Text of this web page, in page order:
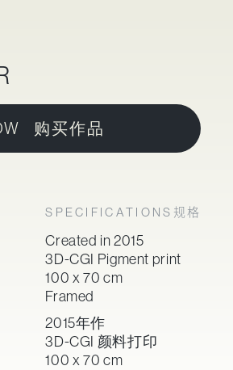
购买作品
SPECIFICATIONS 规格
Created in 2015
3D-CGI Pigment print
100 x 70 cm
Framed
2015年作
3D-CGI 颜料打印
100 x 70 cm